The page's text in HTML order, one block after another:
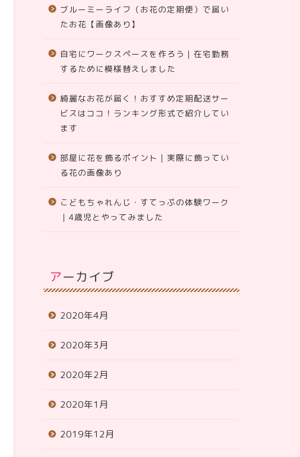
ブルーミーライフ（お花の定期便）で届い
たお花【画像あり】
自宅にワークスペースを作ろう｜在宅勤務
するために模様替えしました
綺麗なお花が届く！おすすめ定期配送サー
ビスはココ！ランキング形式で紹介してい
ます
部屋に花を飾るポイント｜実際に飾ってい
る花の画像あり
こどもちゃれんじ・すてっぷの体験ワーク
｜4歳児とやってみました
アーカイブ
2020年4月
2020年3月
2020年2月
2020年1月
2019年12月